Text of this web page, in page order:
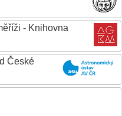
- Knihovna
České